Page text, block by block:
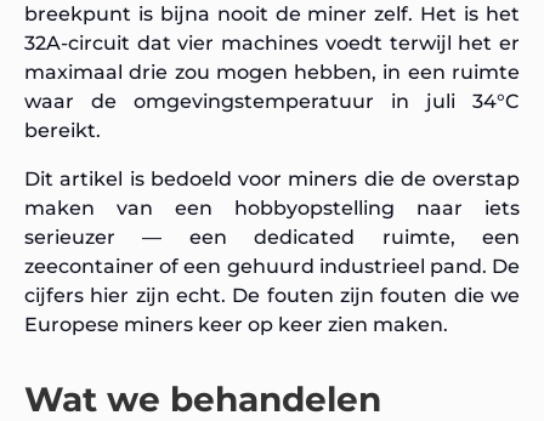
breekpunt is bijna nooit de miner zelf. Het is het
32A-circuit dat vier machines voedt terwijl het er
maximaal drie zou mogen hebben, in een ruimte
waar de omgevingstemperatuur in juli 34°C
bereikt.
Dit artikel is bedoeld voor miners die de overstap
maken van een hobbyopstelling naar iets
serieuzer — een dedicated ruimte, een
zeecontainer of een gehuurd industrieel pand. De
cijfers hier zijn echt. De fouten zijn fouten die we
Europese miners keer op keer zien maken.
Wat we behandelen